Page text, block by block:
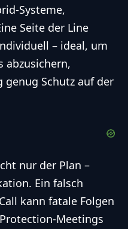
Systeme,
Seite der Line
– ideal, um
abzusichern,
Schutz auf der
nur der Plan –
Ein falsch
kann fatale Folgen
Meetings